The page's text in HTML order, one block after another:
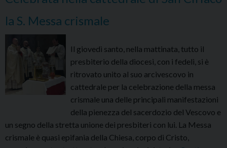
nella
concattedrale
di
la S. Messa crismale
Il giovedì santo, nella mattinata, tutto il
presbiterio della diocesi, con i fedeli, si è
ritrovato unito al suo arcivescovo in
cattedrale per la celebrazione della messa
crismale una delle principali manifestazioni
della pienezza del sacerdozio del Vescovo e
un segno della stretta unione dei presbiteri con lui. La Messa
crismale è quasi epifania della Chiesa, corpo di Cristo,